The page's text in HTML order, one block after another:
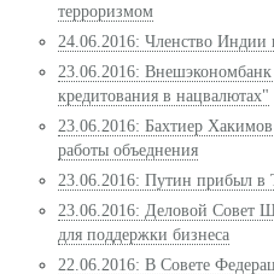
терроризмом
24.06.2016: Членство Индии
23.06.2016:
кредитования в нацвалютах"
23.06.2016: Бахтиер
работы объеднения
23.06.2016: Путин прибыл в
23.06.2016: Деловой Совет
для поддержки бизнеса
22.06.2016: В Совете